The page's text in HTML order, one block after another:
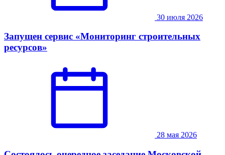
30 июля 2026
Запущен сервис «Мониторинг строительных
ресурсов»
28 мая 2026